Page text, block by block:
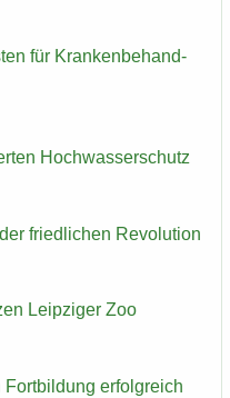
für Kran­ken­be­hand­
Hoch­was­ser­schutz
fried­li­chen Re­vo­lu­ti­on
Leip­zi­ger Zoo
er­folg­reich